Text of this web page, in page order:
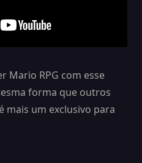
Mario RPG com esse
forma que outros
mais um exclusivo para